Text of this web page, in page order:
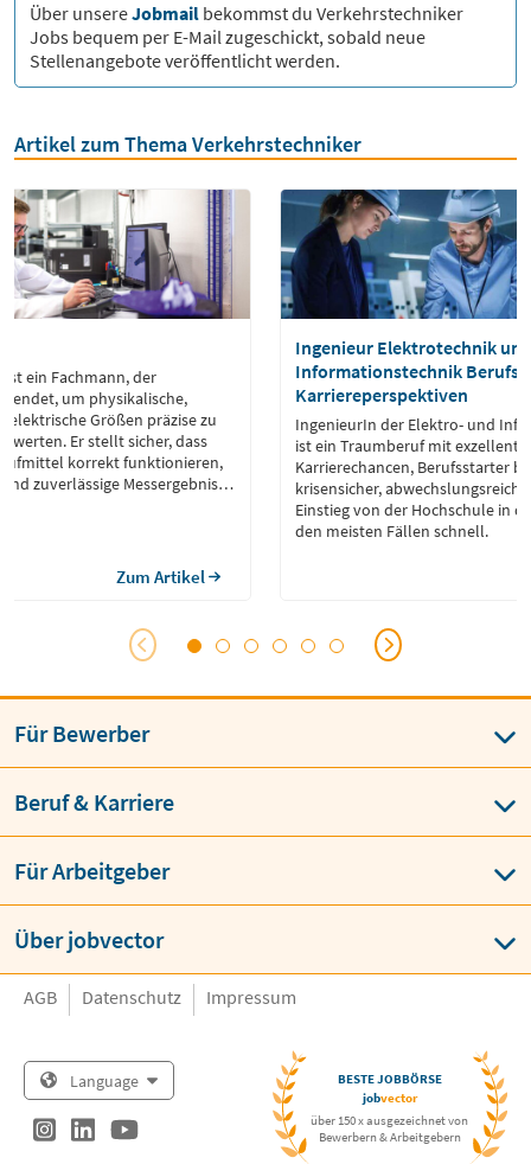
Über unsereJobmail bekommst du Verkehrstechniker
Jobs bequem per E-Mail zugeschickt, sobald neue
Stellenangebote veröffentlicht werden.
Artikel zum Thema Verkehrstechniker
ist ein Fachmann, der
um physikalische,
elektrische Größen präzise zu
Er stellt sicher, dass
korrekt funktionieren,
zuverlässige Messergebnisse
verantwortlich, […]
Zum Artikel
Ingenieur Elektrotechnik und
Informationstechnik
Karriereperspektiven
IngenieurIn der Elektro- und
ist ein Traumberuf mit
Karrierechancen, Berufsstarter
krisensicher, abwechslungsreich
Einstieg von der Hochschule in
den meisten Fällen schnell.
Für Bewerber
Beruf & Karriere
Für Arbeitgeber
Über jobvector
AGB Datenschutz Impressum
Language
BESTE JOBBÖRSE
jobvector
über 150 x ausgezeichnet von
Bewerbern & Arbeitgebern